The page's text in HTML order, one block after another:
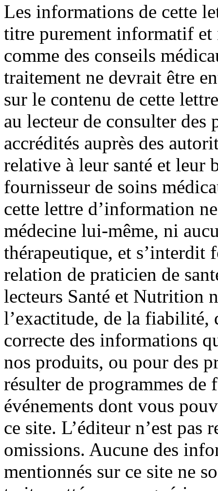
Les informations de cette
titre purement informatif et
comme des conseils
traitement ne devrait être
sur le contenu de cette
au lecteur de consulter des
accrédités auprès des
relative à leur santé et leur
fournisseur de soins
cette lettre d’information
médecine lui-même, ni
thérapeutique, et s’interdit
relation de praticien de
lecteurs Santé et Nutrition
l’exactitude, de la fiabilité,
correcte des informations
nos produits, ou pour des
résulter de programmes
événements dont vous
ce site. L’éditeur n’est pas
omissions. Aucune des
mentionnés sur ce site ne